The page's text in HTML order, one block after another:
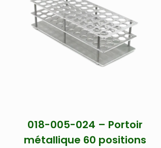
018-005-024 – Portoir
métallique 60 positions